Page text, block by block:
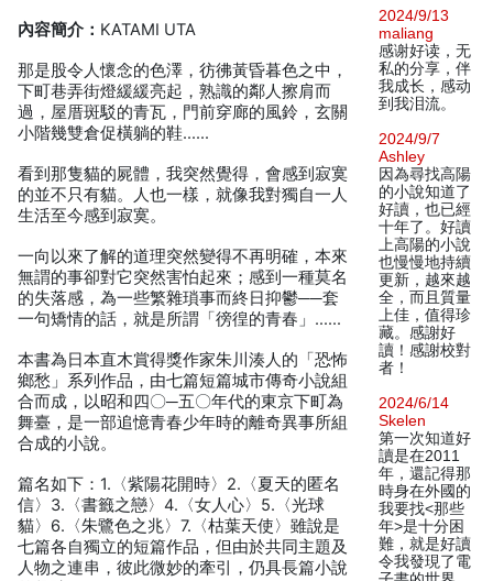
內容簡介： KATAMI UTA
那是股令人懷念的色澤，彷彿黃昏暮色之中，
下町巷弄街燈緩緩亮起，熟識的鄰人擦肩而
過，屋厝斑駁的青瓦，門前穿廊的風鈴，玄關
小階幾雙倉促橫躺的鞋……
看到那隻貓的屍體，我突然覺得，會感到寂寞
的並不只有貓。人也一樣，就像我對獨自一人
生活至今感到寂寞。
一向以來了解的道理突然變得不再明確，本來
無謂的事卻對它突然害怕起來；感到一種莫名
的失落感，為一些繁雜瑣事而終日抑鬱──套
一句矯情的話，就是所謂「徬徨的青春」……
本書為日本直木賞得獎作家朱川湊人的「恐怖
鄉愁」系列作品，由七篇短篇城市傳奇小說組
合而成，以昭和四〇─五〇年代的東京下町為
舞臺，是一部追憶青春少年時的離奇異事所組
合成的小說。
篇名如下：1.〈紫陽花開時〉2.〈夏天的匿名
信〉3.〈書籤之戀〉4.〈女人心〉5.〈光球
貓〉6.〈朱鷺色之兆〉7.〈枯葉天使〉雖說是
七篇各自獨立的短篇作品，但由於共同主題及
人物之連串，彼此微妙的牽引，仍具長篇小說
2024/9/13
maliang
感谢好读，无
私的分享，伴
我成长，感动
到我泪流。
2024/9/7
Ashley
因為尋找高陽
的小說知道了
好讀，也已經
十年了。好讀
上高陽的小說
也慢慢地持續
更新，越來越
全，而且質量
上佳，值得珍
藏。感謝好
讀！感謝校對
者！
2024/6/14
Skelen
第一次知道好
讀是在2011
年，還記得那
時身在外國的
我要找<那些
年>是十分困
難，就是好讀
令我發現了電